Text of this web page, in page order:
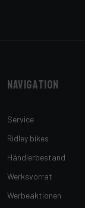
Navigation
Service
Ridley bikes
Händlerbestand
Werksvorrat
Werbeaktionen